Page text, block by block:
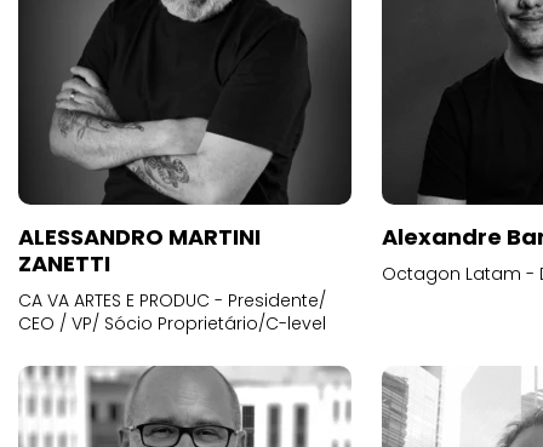
ALESSANDRO MARTINI
ZANETTI
CA VA ARTES E PRODUC - Presidente/
CEO / VP/ Sócio Proprietário/C-level
Alexandre
Octagon Latam -